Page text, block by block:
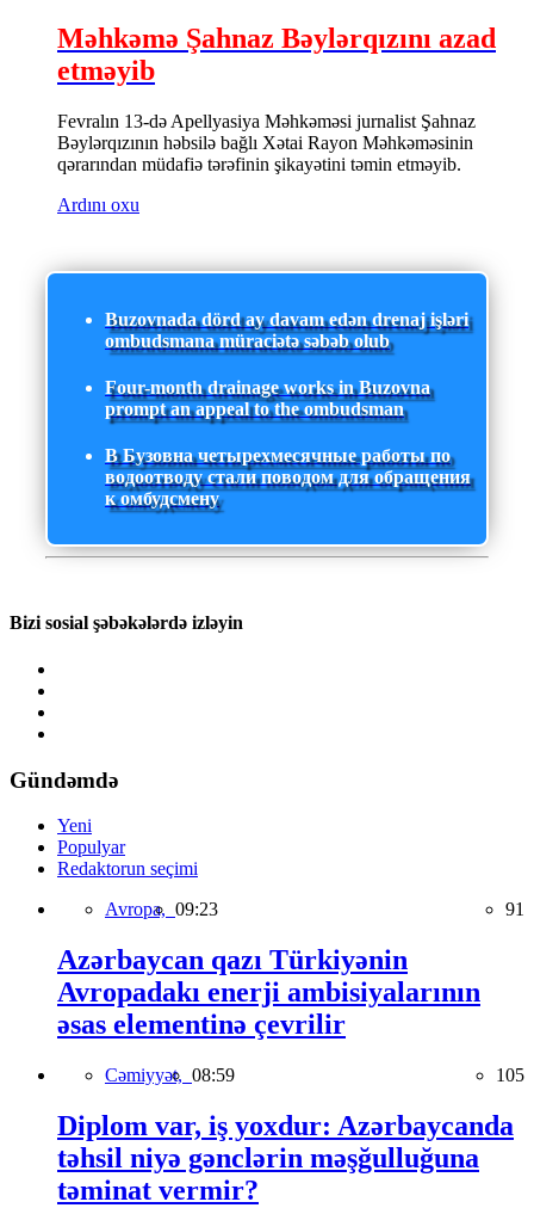
Məhkəmə Şahnaz Bəylərqızını azad
etməyib
Fevralın 13-də Apellyasiya Məhkəməsi jurnalist Şahnaz
Bəylərqızının həbsilə bağlı Xətai Rayon Məhkəməsinin
qərarından müdafiə tərəfinin şikayətini təmin etməyib.
Ardını oxu
Buzovnada dörd ay davam edən drenaj işləri
ombudsmana müraciətə səbəb olub
Four-month drainage works in Buzovna
prompt an appeal to the ombudsman
В Бузовна четырехмесячные работы по
водоотводу стали поводом для обращения
к омбудсмену
Bizi sosial şəbəkələrdə izləyin
Gündəmdə
Yeni
Populyar
Redaktorun seçimi
Avropa, 09:23 91
Azərbaycan qazı Türkiyənin
Avropadakı enerji ambisiyalarının
əsas elementinə çevrilir
Cəmiyyət, 08:59 105
Diplom var, iş yoxdur: Azərbaycanda
təhsil niyə gənclərin məşğulluğuna
təminat vermir?